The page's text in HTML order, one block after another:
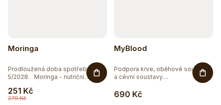
Moringa
279 Kč
251 Kč
Prodloužená doba spotřeby
5/2028. Moringa - nutriční...
MyBlood
690 Kč
Podpora krve, oběhové soustavy
a cévní soustavy....